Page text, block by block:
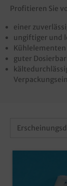
Profitieren Sie
einer
ungiftiger und
Kühlelementen
guter